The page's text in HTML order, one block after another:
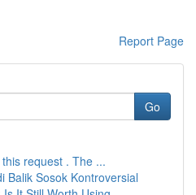
Report Page
Go
request . The ...
Balik Sosok Kontroversial